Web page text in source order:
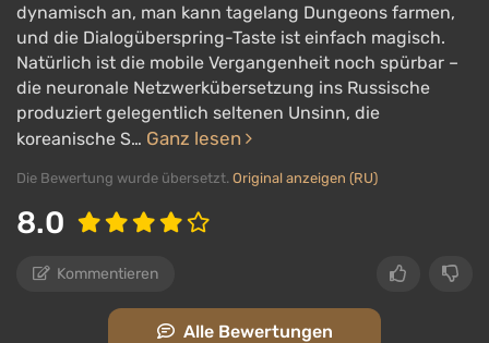
dynamisch an, man kann tagelang Dungeons farmen,
und die Dialogüberspring-Taste ist einfach magisch.
Natürlich ist die mobile Vergangenheit noch spürbar –
die neuronale Netzwerkübersetzung ins Russische
produziert gelegentlich seltenen Unsinn, die
koreanische S… Ganz lesen
Die Bewertung wurde übersetzt. Original anzeigen (RU)
8.0
Kommentieren
Alle Bewertungen